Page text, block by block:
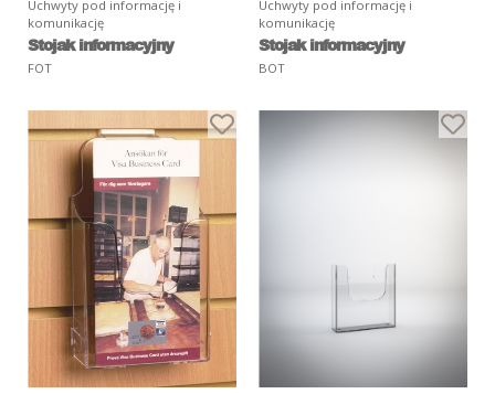
Uchwyty pod informację i
komunikację
Stojak informacyjny
FOT
Uchwyty pod informację i
komunikację
Stojak informacyjny
BOT